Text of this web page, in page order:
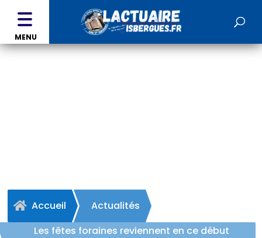
MENU
 Accueil
Actualités
Les fêtes foraines reviennent en ce début